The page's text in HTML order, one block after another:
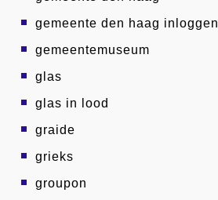
gemeente den haag inloggen
gemeentemuseum
glas
glas in lood
graide
grieks
groupon